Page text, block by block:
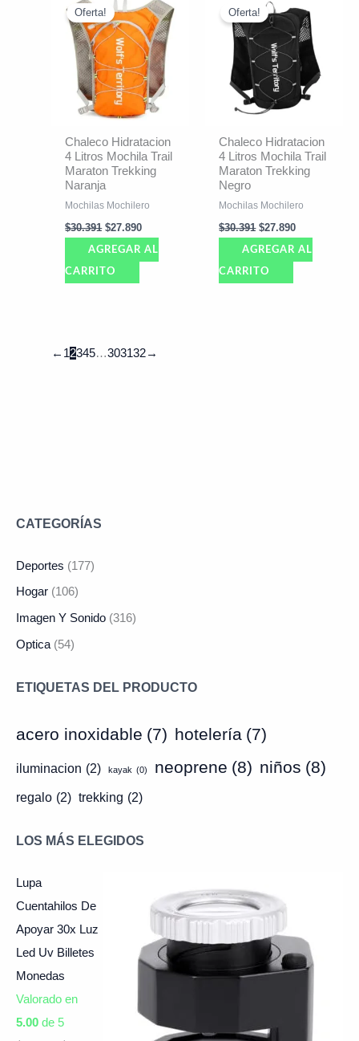
CATEGORÍAS
Deportes (177)
Hogar (106)
Imagen Y Sonido (316)
Optica (54)
ETIQUETAS DEL PRODUCTO
acero inoxidable (7) hotelería (7)
iluminacion (2) kayak (0) neoprene (8) niños (8)
regalo (2) trekking (2)
LOS MÁS ELEGIDOS
Lupa
Cuentahilos De
Apoyar 30x Luz
Led Uv Billetes
Monedas
Valorado en
5.00 de 5
Oferta!
Chaleco Hidratacion
4 Litros Mochila Trail
Maraton Trekking
Naranja
Mochilas Mochilero
$30.391
precio
original
era:
$30.391.
$27.890
precio
actual
es:
$27.890.
AGREGAR AL
CARRITO
Oferta!
Chaleco Hidratacion
4 Litros Mochila Trail
Maraton Trekking
Negro
Mochilas Mochilero
$30.391
precio
original
era:
$30.391.
$27.890
precio
actual
es:
$27.890.
AGREGAR AL
CARRITO
← 12345…303132→